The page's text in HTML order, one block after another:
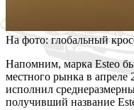
На фото: глобальный
Напомним, марка Esteo
местного рынка в апреле
исполнил
получивший название